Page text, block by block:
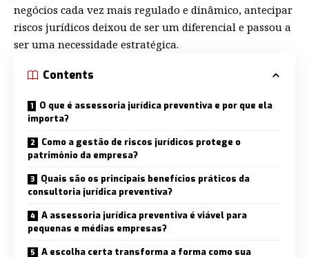
negócios cada vez mais regulado e dinâmico, antecipar
riscos jurídicos deixou de ser um diferencial e passou a
ser uma necessidade estratégica.
Contents
O que é assessoria jurídica preventiva e por que ela
importa?
Como a gestão de riscos jurídicos protege o
patrimônio da empresa?
Quais são os principais benefícios práticos da
consultoria jurídica preventiva?
A assessoria jurídica preventiva é viável para
pequenas e médias empresas?
A escolha certa transforma a forma como sua